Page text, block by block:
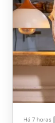
Há 7 horas